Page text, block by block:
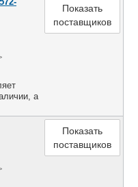
а
Показать
поставщиков
Показать
поставщиков